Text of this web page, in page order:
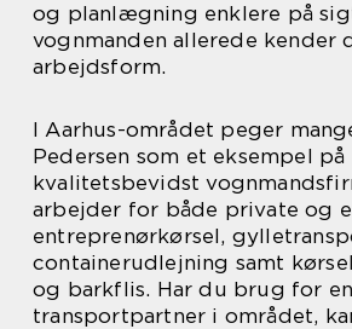
og planlægning enklere på
vognmanden allerede kender
arbejdsform.
I Aarhus-området peger
Pedersen som et eksempel
kvalitetsbevidst
arbejder for både private og
entreprenørkørsel,
containerudlejning samt
og barkflis. Har du brug for
transportpartner i området,